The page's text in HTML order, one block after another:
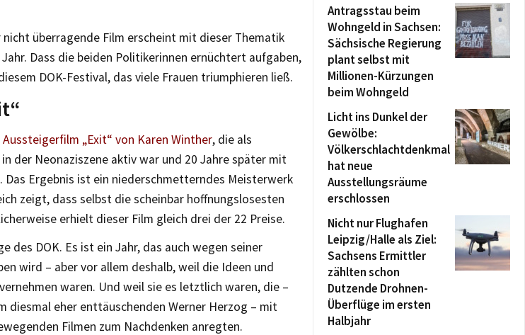
nicht überragende Film erscheint mit dieser Thematik
Dass die beiden Politikerinnen ernüchtert aufgaben,
DOK-Festival, das viele Frauen triumphieren ließ.
Aussteigerfilm „Exit“ von Karen Winther, die als
der Neonaziszene aktiv war und 20 Jahre später mit
Das Ergebnis ist ein niederschmetterndes Meisterwerk
zeigt, dass selbst die scheinbar hoffnungslosesten
erhielt dieser Film gleich drei der 22 Preise.
des DOK. Es ist ein Jahr, das auch wegen seiner
wird – aber vor allem deshalb, weil die Ideen und
waren. Und weil sie es letztlich waren, die –
diesmal eher enttäuschenden Werner Herzog – mit
Filmen zum Nachdenken anregten.
Antragsstau beim
Wohngeld in Sachsen:
Sächsische Regierung
plant selbst mit
Millionen-Kürzungen
beim Wohngeld
Licht ins Dunkel der
Gewölbe:
Völkerschlachtdenkmal
hat neue
Ausstellungsräume
erschlossen
Nicht nur Flughafen
Leipzig/Halle als Ziel:
Sachsens Ermittler
zählten schon
Dutzende Drohnen-
Überflüge im ersten
Halbjahr